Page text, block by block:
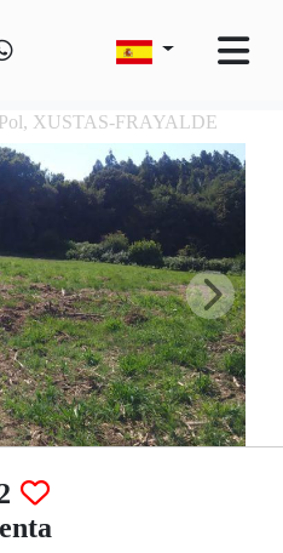
Pol, XUSTAS-FRAYALDE